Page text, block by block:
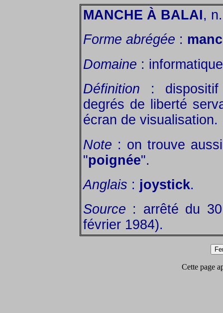
MANCHE À BALAI,
Forme abrégée :
Domaine :
Définition : dispositif
degrés de liberté
écran de visualisation.
Note : on trouve
"poignée".
Anglais : joystick.
Source : arrêté du
février 1984).
Cette page